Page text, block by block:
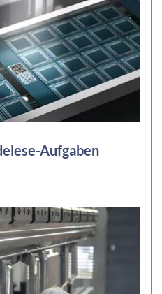
Aufgaben